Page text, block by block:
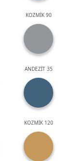
KOZMİK 90
ANDEZİT 35
KOZMİK 120